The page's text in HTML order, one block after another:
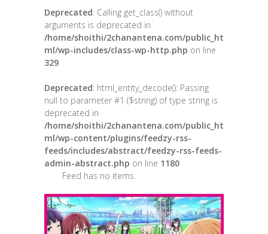
Deprecated: Calling get_class() without
arguments is deprecated in
/home/shoithi/2chanantena.com/public_ht
ml/wp-includes/class-wp-http.php on line
329
Deprecated: html_entity_decode(): Passing
null to parameter #1 ($string) of type string is
deprecated in
/home/shoithi/2chanantena.com/public_ht
ml/wp-content/plugins/feedzy-rss-
feeds/includes/abstract/feedzy-rss-feeds-
admin-abstract.php on line 1180
Feed has no items.